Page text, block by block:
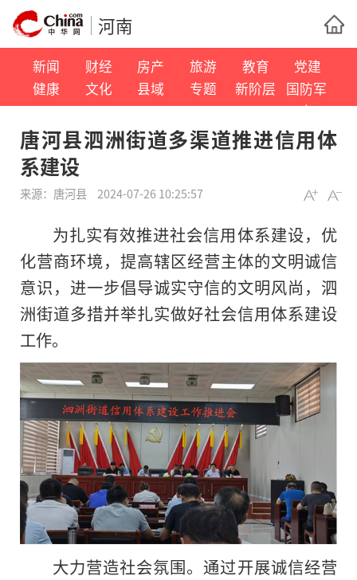
河南
新闻 财经 房产 旅游 教育
党建
健康
文化 县域 专题 新阶层
国防军
事
唐河县泗洲街道多渠道推进信用体
系建设
来源： 唐河县 2024-07-26 10:25:57
为扎实有效推进社会信用体系建设，优
化营商环境，提高辖区经营主体的文明诚信
意识，进一步倡导诚实守信的文明风尚，泗
洲街道多措并举扎实做好社会信用体系建设
工作。
大力营造社会氛围。通过开展诚信经营